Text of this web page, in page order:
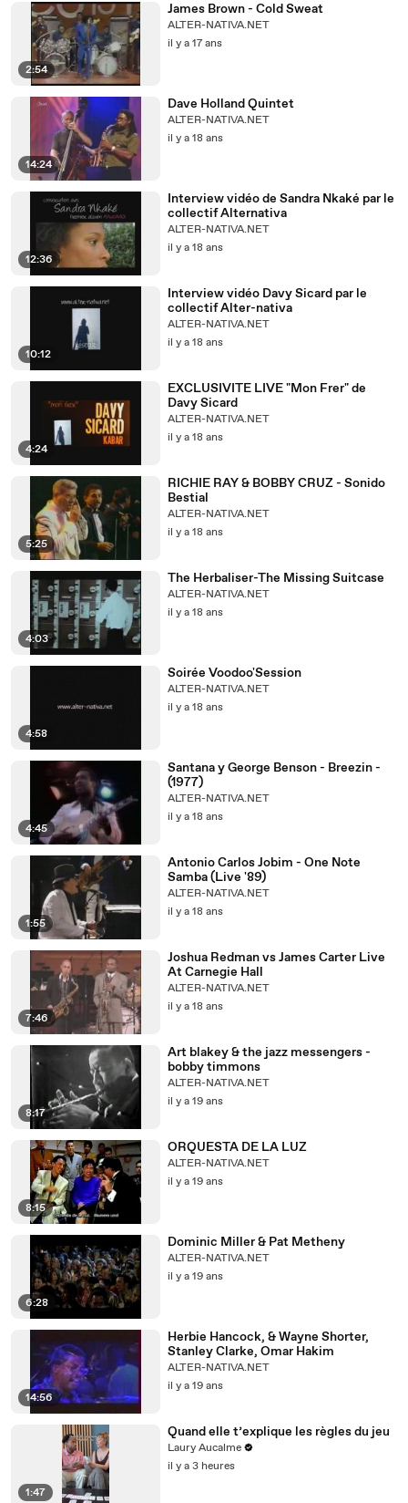
2:54
James Brown - Cold Sweat
ALTER-NATIVA.NET
il y a 17 ans
14:24
Dave Holland Quintet
ALTER-NATIVA.NET
il y a 18 ans
12:36
Interview vidéo de Sandra Nkaké par le
collectif Alternativa
ALTER-NATIVA.NET
il y a 18 ans
10:12
Interview vidéo Davy Sicard par le
collectif Alter-nativa
ALTER-NATIVA.NET
il y a 18 ans
4:24
EXCLUSIVITE LIVE "Mon Frer" de
Davy Sicard
ALTER-NATIVA.NET
il y a 18 ans
5:25
RICHIE RAY & BOBBY CRUZ - Sonido
Bestial
ALTER-NATIVA.NET
il y a 18 ans
4:03
The Herbaliser-The Missing Suitcase
ALTER-NATIVA.NET
il y a 18 ans
4:58
Soirée Voodoo'Session
ALTER-NATIVA.NET
il y a 18 ans
4:45
Santana y George Benson - Breezin -
(1977)
ALTER-NATIVA.NET
il y a 18 ans
1:55
Antonio Carlos Jobim - One Note
Samba (Live '89)
ALTER-NATIVA.NET
il y a 18 ans
7:46
Joshua Redman vs James Carter Live
At Carnegie Hall
ALTER-NATIVA.NET
il y a 18 ans
8:17
Art blakey & the jazz messengers -
bobby timmons
ALTER-NATIVA.NET
il y a 19 ans
8:15
ORQUESTA DE LA LUZ
ALTER-NATIVA.NET
il y a 19 ans
6:28
Dominic Miller & Pat Metheny
ALTER-NATIVA.NET
il y a 19 ans
14:56
Herbie Hancock, & Wayne Shorter,
Stanley Clarke, Omar Hakim
ALTER-NATIVA.NET
il y a 19 ans
1:47
Quand elle t’explique les règles du jeu
Laury Aucalme
il y a 3 heures